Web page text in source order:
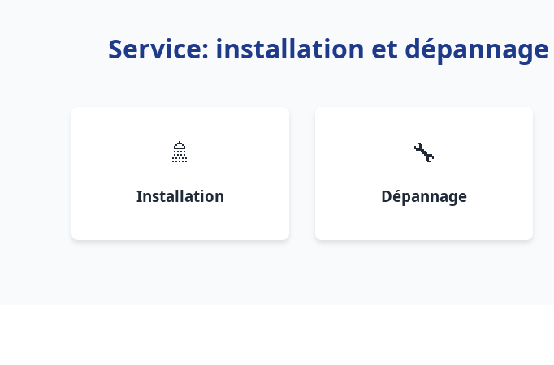
Service: installation et
🚿
Installation
🔧
Dépannage